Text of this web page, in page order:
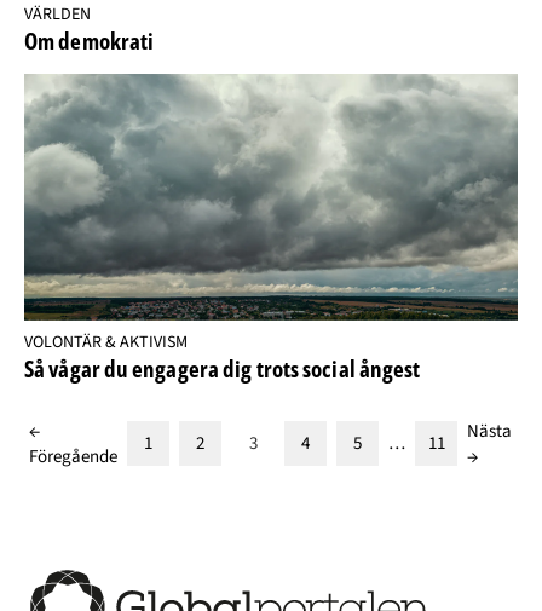
VÄRLDEN
Om demokrati
VOLONTÄR & AKTIVISM
Så vågar du engagera dig trots social ångest
←
Föregående
1 2 3 4 5 … 11
Nästa
→